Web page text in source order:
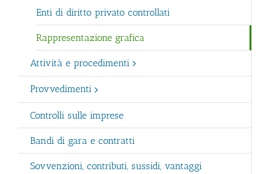
Enti di diritto privato controllati
Rappresentazione grafica
Attività e procedimenti
Provvedimenti
Controlli sulle imprese
Bandi di gara e contratti
Sovvenzioni, contributi, sussidi, vantaggi